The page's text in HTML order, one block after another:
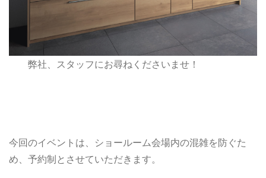
弊社、スタッフにお尋ねくださいませ！
今回のイベントは、ショールーム会場内の混雑を防ぐた
め、予約制とさせていただきます。